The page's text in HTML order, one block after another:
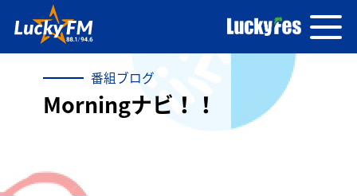
番組ブログ
Morningナビ！！